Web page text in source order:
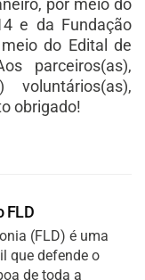
e da Fundação
do Edital de
parceiros(as),
voluntários(as),
obrigado!
FLD
(FLD) é uma
que defende o
de toda a